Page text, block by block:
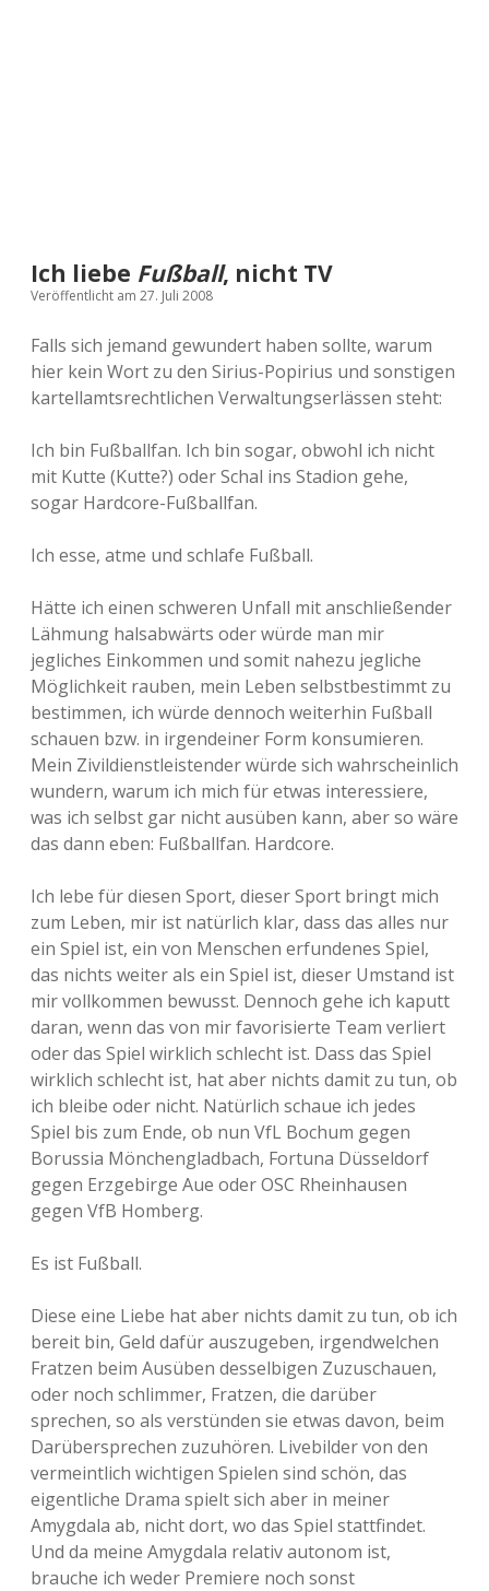
Ich liebe Fußball, nicht TV
Veröffentlicht am 27. Juli 2008
Falls sich jemand gewundert haben sollte, warum
hier kein Wort zu den Sirius-Popirius und sonstigen
kartellamtsrechtlichen Verwaltungserlässen steht:
Ich bin Fußballfan. Ich bin sogar, obwohl ich nicht
mit Kutte (Kutte?) oder Schal ins Stadion gehe,
sogar Hardcore-Fußballfan.
Ich esse, atme und schlafe Fußball.
Hätte ich einen schweren Unfall mit anschließender
Lähmung halsabwärts oder würde man mir
jegliches Einkommen und somit nahezu jegliche
Möglichkeit rauben, mein Leben selbstbestimmt zu
bestimmen, ich würde dennoch weiterhin Fußball
schauen bzw. in irgendeiner Form konsumieren.
Mein Zivildienstleistender würde sich wahrscheinlich
wundern, warum ich mich für etwas interessiere,
was ich selbst gar nicht ausüben kann, aber so wäre
das dann eben: Fußballfan. Hardcore.
Ich lebe für diesen Sport, dieser Sport bringt mich
zum Leben, mir ist natürlich klar, dass das alles nur
ein Spiel ist, ein von Menschen erfundenes Spiel,
das nichts weiter als ein Spiel ist, dieser Umstand ist
mir vollkommen bewusst. Dennoch gehe ich kaputt
daran, wenn das von mir favorisierte Team verliert
oder das Spiel wirklich schlecht ist. Dass das Spiel
wirklich schlecht ist, hat aber nichts damit zu tun, ob
ich bleibe oder nicht. Natürlich schaue ich jedes
Spiel bis zum Ende, ob nun VfL Bochum gegen
Borussia Mönchengladbach, Fortuna Düsseldorf
gegen Erzgebirge Aue oder OSC Rheinhausen
gegen VfB Homberg.
Es ist Fußball.
Diese eine Liebe hat aber nichts damit zu tun, ob ich
bereit bin, Geld dafür auszugeben, irgendwelchen
Fratzen beim Ausüben desselbigen Zuzuschauen,
oder noch schlimmer, Fratzen, die darüber
sprechen, so als verstünden sie etwas davon, beim
Darübersprechen zuzuhören. Livebilder von den
vermeintlich wichtigen Spielen sind schön, das
eigentliche Drama spielt sich aber in meiner
Amygdala ab, nicht dort, wo das Spiel stattfindet.
Und da meine Amygdala relativ autonom ist,
brauche ich weder Premiere noch sonst